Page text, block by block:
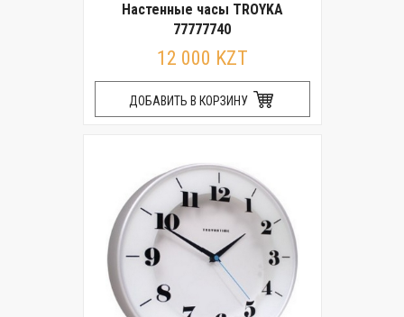
Настенные часы TROYKA
77777740
12 000 KZT
ДОБАВИТЬ В КОРЗИНУ